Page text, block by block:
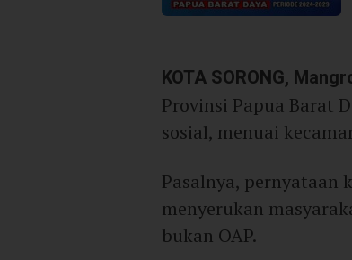
KOTA SORONG,
Provinsi Papua Barat
sosial, menuai
Pasalnya, pernyataan
menyerukan
bukan OAP.